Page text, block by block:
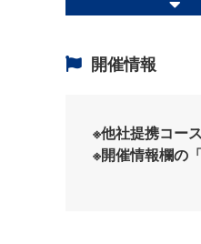
開催情報
※他社提携コー
※開催情報欄の